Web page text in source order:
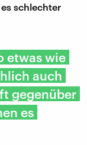
schlechter
etwas wie
auch
gegenüber
es